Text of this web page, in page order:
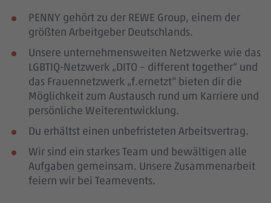
PENNY gehört zu der REWE Group, einem der
größten Arbeitgeber Deutschlands.
Unsere unternehmensweiten Netzwerke wie das
LGBTIQ-Netzwerk „DITO – different together“ und
das Frauennetzwerk „f.ernetzt“ bieten dir die
Möglichkeit zum Austausch rund um Karriere und
persönliche Weiterentwicklung.
Du erhältst einen unbefristeten Arbeitsvertrag.
Wir sind ein starkes Team und bewältigen alle
Aufgaben gemeinsam. Unsere Zusammenarbeit
feiern wir bei Teamevents.